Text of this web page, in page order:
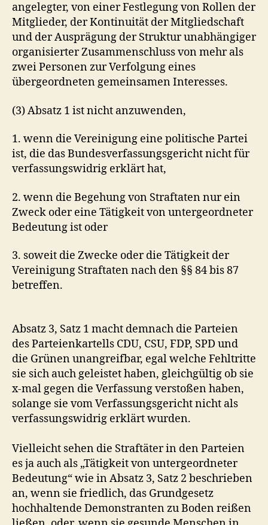
angelegter, von einer Festlegung von Rollen der
Mitglieder, der Kontinuität der Mitgliedschaft
und der Ausprägung der Struktur unabhängiger
organisierter Zusammenschluss von mehr als
zwei Personen zur Verfolgung eines
übergeordneten gemeinsamen Interesses.
(3) Absatz 1 ist nicht anzuwenden,
1. wenn die Vereinigung eine politische Partei
ist, die das Bundesverfassungsgericht nicht für
verfassungswidrig erklärt hat,
2. wenn die Begehung von Straftaten nur ein
Zweck oder eine Tätigkeit von untergeordneter
Bedeutung ist oder
3. soweit die Zwecke oder die Tätigkeit der
Vereinigung Straftaten nach den §§ 84 bis 87
betreffen.
Absatz 3, Satz 1 macht demnach die Parteien
des Parteienkartells CDU, CSU, FDP, SPD und
die Grünen unangreifbar, egal welche Fehltritte
sie sich auch geleistet haben, gleichgültig ob sie
x-mal gegen die Verfassung verstoßen haben,
solange sie vom Verfassungsgericht nicht als
verfassungswidrig erklärt wurden.
Vielleicht sehen die Straftäter in den Parteien
es ja auch als „Tätigkeit von untergeordneter
Bedeutung“ wie in Absatz 3, Satz 2 beschrieben
an, wenn sie friedlich, das Grundgesetz
hochhaltende Demonstranten zu Boden reißen